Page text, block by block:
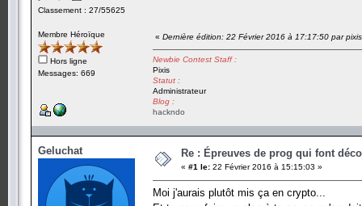
Classement : 27/55625
Membre Héroïque
Hors ligne
Messages: 669
« Dernière édition: 22 Février 2016 à 17:17:50 par pixis
Newbie Contest Staff :
Pixis
Statut :
Administrateur
Blog :
hackndo
Geluchat Re : Épreuves de prog qui font
« #1 le: 22 Février 2016 à 15:15:03 »
Moi j'aurais plutôt mis ça en crypto...